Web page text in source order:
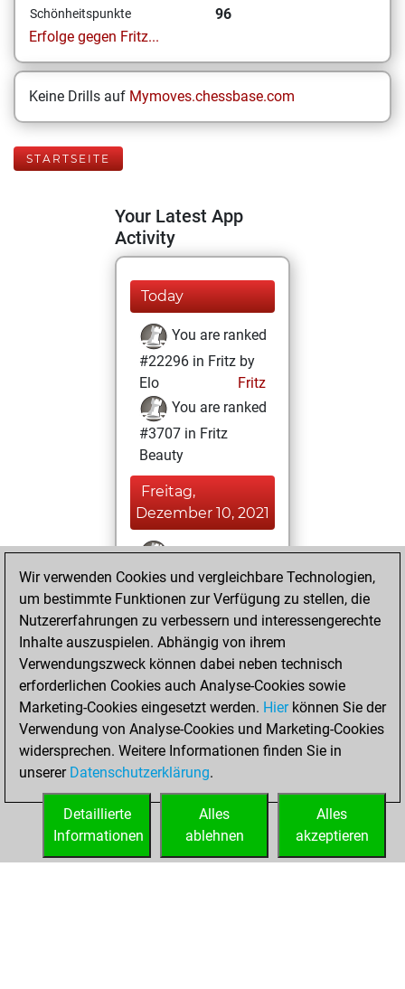
Schönheitspunkte
96
Erfolge gegen Fritz...
Keine Drills auf Mymoves.chessbase.com
STARTSEITE
Your Latest App
Activity
Today
You are ranked
#22296 in Fritz by
Elo
Fritz
You are ranked
#3707 in Fritz
Beauty
Freitag,
Dezember 10, 2021
You won
against Fritz
Fritz
You achieved a
BeautyScore of 96
You achieved a
new Elo of 1503
Dienstag,
Oktober 26, 2021
You created
your Fritz account
Wir verwenden Cookies und vergleichbare Technologien,
um bestimmte Funktionen zur Verfügung zu stellen, die
Nutzererfahrungen zu verbessern und interessengerechte
Inhalte auszuspielen. Abhängig von ihrem
Verwendungszweck können dabei neben technisch
erforderlichen Cookies auch Analyse-Cookies sowie
Marketing-Cookies eingesetzt werden. Hierkönnen Sie der
Verwendung von Analyse-Cookies und Marketing-Cookies
widersprechen. Weitere Informationen finden Sie in
unserer Datenschutzerklärung.
Alles
akzeptieren
Alles
ablehnen
Detaillierte
Informationen